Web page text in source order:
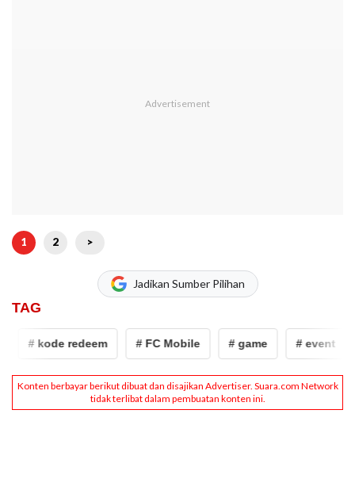
1 2 >
Jadikan Sumber Pilihan
TAG
# kode redeem # FC Mobile # game # event